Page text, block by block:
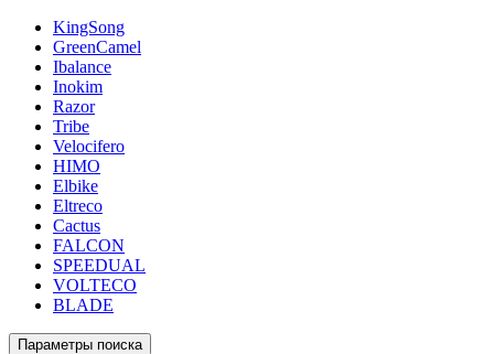
KingSong
GreenCamel
Ibalance
Inokim
Razor
Tribe
Velocifero
HIMO
Elbike
Eltreco
Cactus
FALCON
SPEEDUAL
VOLTECO
BLADE
Параметры поиска